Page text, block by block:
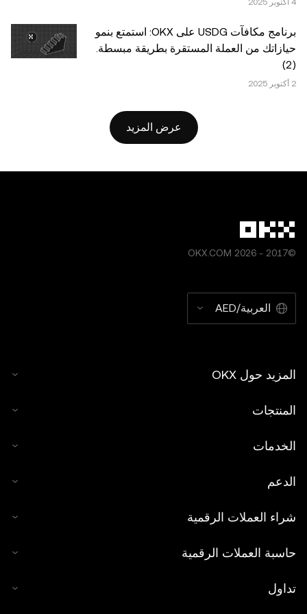
مساعدته بواسطة أدوات الذكاء الاصطناعي (AI). لا يجوز إنتاج أي
أعمال مشتقة من هذه المقالة أو استخدامها بطريقة أخرى.
برنامج مكافآت USDG على OKX: استمتع بنمو
حيازاتك من العملة المستقرة بطريقة مبسطة.
(2)
عرض المزيد
©2017 - 2026 OKX.COM
العربية/AED
المزيد حول OKX
المنتجات
الخدمات
الدعم
شراء العملات الرقمية
حاسبة العملات الرقمية
تداول